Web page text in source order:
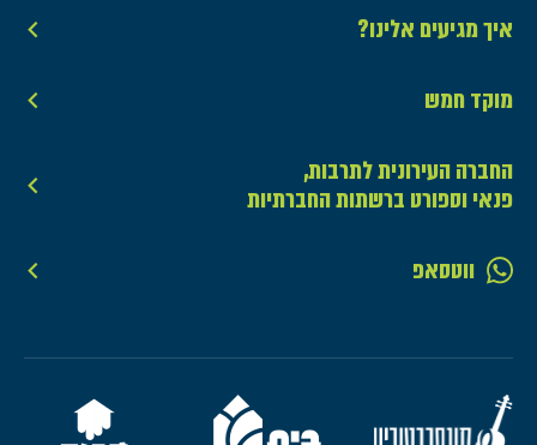
איך מגיעים אלינו?
מוקד חמש
החברה העירונית לתרבות,
פנאי וספורט ברשתות החברתיות
ווטסאפ